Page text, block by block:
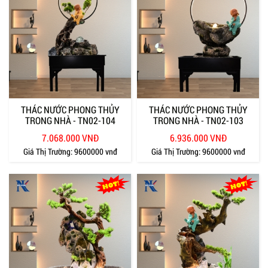
THÁC NƯỚC PHONG THỦY
TRONG NHÀ - TN02-104
7.068.000 VNĐ
Giá Thị Trường:9600000 vnđ
THÁC NƯỚC PHONG THỦY
TRONG NHÀ - TN02-103
6.936.000 VNĐ
Giá Thị Trường:9600000 vnđ